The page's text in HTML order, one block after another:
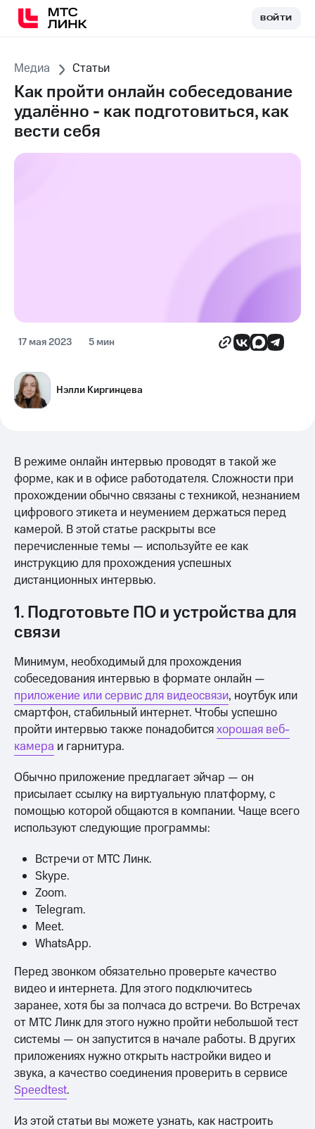
ВОЙТИВОЙТИ
Медиа Статьи
Как пройти онлайн собеседование
удалённо - как подготовиться, как
вести себя
17 мая 2023 5 мин
Нэлли Киргинцева
В режиме онлайн интервью проводят в такой же
форме, как и в офисе работодателя. Сложности при
прохождении обычно связаны с техникой, незнанием
цифрового этикета и неумением держаться перед
камерой. В этой статье раскрыты все
перечисленные темы — используйте ее как
инструкцию для прохождения успешных
дистанционных интервью.
1. Подготовьте ПО и устройства для
связи
Минимум, необходимый для прохождения
собеседования интервью в формате онлайн —
приложение или сервис для видеосвязи, ноутбук или
смартфон, стабильный интернет. Чтобы успешно
пройти интервью также понадобитсяхорошая веб-
камера и гарнитура.
Обычно приложение предлагает эйчар — он
присылает ссылку на виртуальную платформу, с
помощью которой общаются в компании. Чаще всего
используют следующие программы:
Встречи от МТС Линк.
Skype.
Zoom.
Telegram.
Meet.
WhatsApp.
Перед звонком обязательно проверьте качество
видео и интернета. Для этого подключитесь
заранее, хотя бы за полчаса до встречи. Во Встречах
от МТС Линк для этого нужно пройти небольшой тест
системы — он запустится в начале работы. В других
приложениях нужно открыть настройки видео и
звука, а качество соединения проверить в сервисе
Speedtest.
Из этой статьи вы можете узнать, как настроить